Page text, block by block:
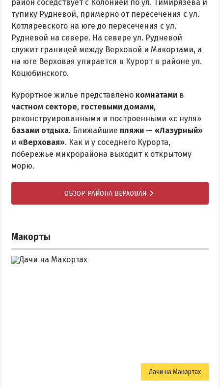
район соседствует с Колонией по ул. Тимирязева и
тупику Рудневой, примерно от пересечения с ул.
Котляревского на юге до пересечения с ул.
Рудневой на севере. На севере ул. Рудневой
служит границей между Верховой и Макортами, а
на юге Верховая упирается в Курорт в районе ул.
Коцюбинского.
Курортное жилье представлено комнатами в
частном секторе, гостевыми домами,
реконструированными и построенными «с нуля»
базами отдыха. Ближайшие пляжи — «Лазурный»
и «Верховая». Как и у соседнего Курорта,
побережье микрорайона выходит к открытому
морю.
ОБЗОР РАЙОНА ВЕРХОВАЯ
Макорты
Дачи на Макортах